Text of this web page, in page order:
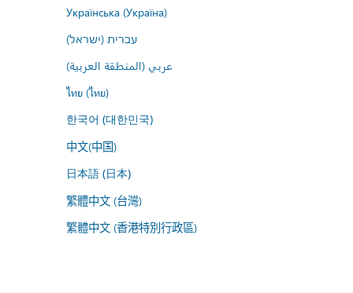
Українська (Україна)
עברית (ישראל)
عربي (المنطقة العربية)
ไทย (ไทย)
한국어 (대한민국)
中文(中国)
日本語 (日本)
繁體中文 (台灣)
繁體中文 (香港特別行政區)